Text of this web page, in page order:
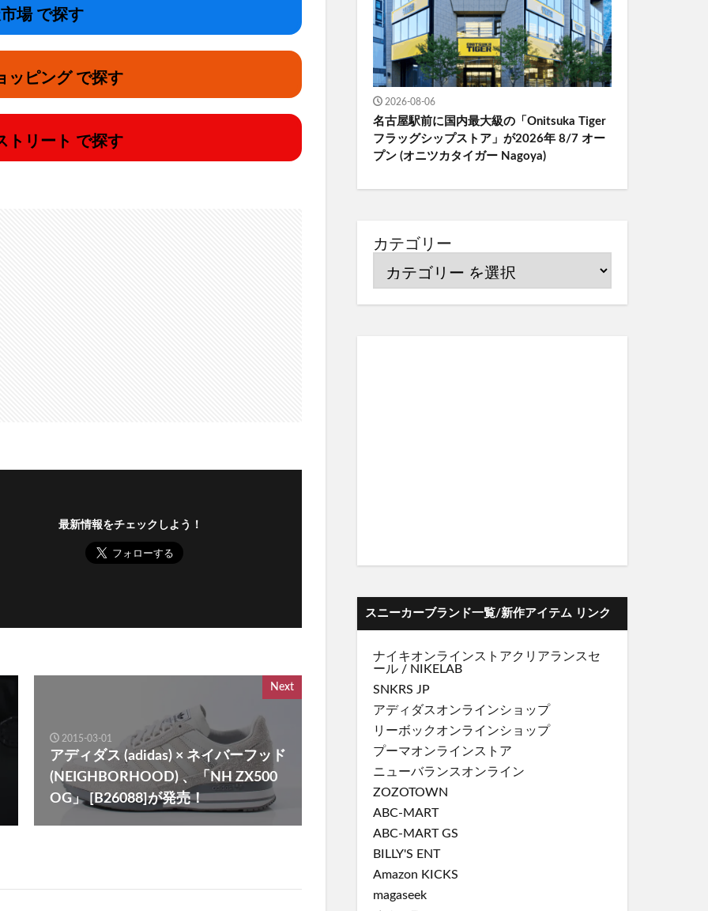
場 で探す
ッピング で探す
トリート で探す
最新情報をチェックしよう！
Next
2015-03-01
アディダス (adidas) × ネイバーフッド
(NEIGHBORHOOD) 、「NH ZX500
OG」 [B26088]が発売！
2026-08-06
名古屋駅前に国内最大級の「Onitsuka Tiger
フラッグシップストア」が2026年 8/7 オー
プン (オニツカタイガー Nagoya)
カテゴリー
スニーカーブランド一覧/新作アイテム リンク
ナイキオンラインストアクリアランスセ
ール / NIKELAB
SNKRS JP
アディダスオンラインショップ
リーボックオンラインショップ
プーマオンラインストア
ニューバランスオンライン
ZOZOTOWN
ABC-MART
ABC-MART GS
BILLY'S ENT
Amazon KICKS
magaseek